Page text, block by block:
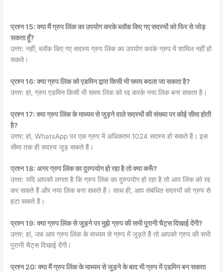
प्रश्न 15: क्या मैं ग्रुप लिंक का उपयोग करके ब्लॉक किए गए सदस्यों को फिर से जोड़
सकता हूँ?
उत्तर: नहीं, ब्लॉक किए गए सदस्य ग्रुप लिंक का उपयोग करके ग्रुप में शामिल नहीं हो
सकते।
प्रश्न 16: क्या ग्रुप लिंक को एडमिन द्वारा किसी भी समय बदला जा सकता है?
उत्तर: हां, ग्रुप एडमिन किसी भी समय लिंक को रद्द करके नया लिंक बना सकता है।
प्रश्न 17: क्या ग्रुप लिंक के माध्यम से जुड़ने वाले सदस्यों की संख्या पर कोई सीमा होती
है?
उत्तर: हां, WhatsApp पर एक ग्रुप में अधिकतम 1024 सदस्य हो सकते हैं। इस
सीमा तक ही सदस्य जुड़ सकते हैं।
प्रश्न 18: अगर ग्रुप लिंक का दुरुपयोग हो रहा है तो क्या करूँ?
उत्तर: यदि आपको लगता है कि ग्रुप लिंक का दुरुपयोग हो रहा है तो आप लिंक को रद्द
कर सकते हैं और नया लिंक बना सकते हैं। साथ ही, आप संबंधित सदस्यों को ग्रुप से
हटा सकते हैं।
प्रश्न 19: क्या ग्रुप लिंक से जुड़ने पर मुझे ग्रुप की सभी पुरानी चैट्स दिखाई देंगी?
उत्तर: हां, जब आप ग्रुप लिंक के माध्यम से ग्रुप में जुड़ते हैं तो आपको ग्रुप की सभी
पुरानी चैट्स दिखाई देंगी।
प्रश्न 20: क्या मैं ग्रुप लिंक के माध्यम से जुड़ने के बाद भी ग्रुप में एडमिन बन सकता